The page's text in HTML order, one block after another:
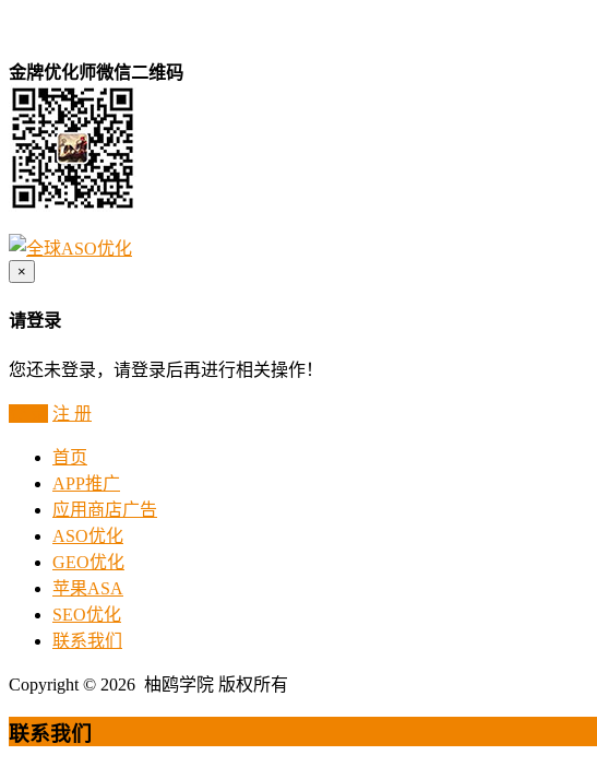
金牌优化师微信二维码
×
请登录
您还未登录，请登录后再进行相关操作！
注 册
首页
APP推广
应用商店广告
ASO优化
GEO优化
苹果ASA
SEO优化
联系我们
Copyright © 2026 柚鸥学院 版权所有
联系我们